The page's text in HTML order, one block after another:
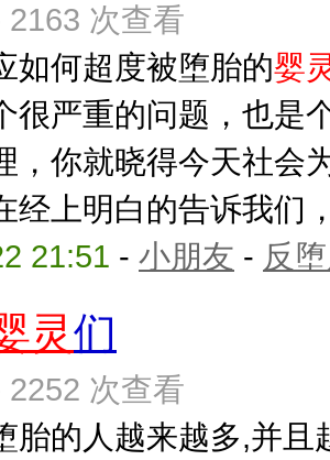
次查看
何超度被堕胎的婴
很严重的问题，也是
，你就晓得今天社会
经上明白的告诉我们
21:51 - 小朋友 - 反
灵们
次查看
的人越来越多,并且